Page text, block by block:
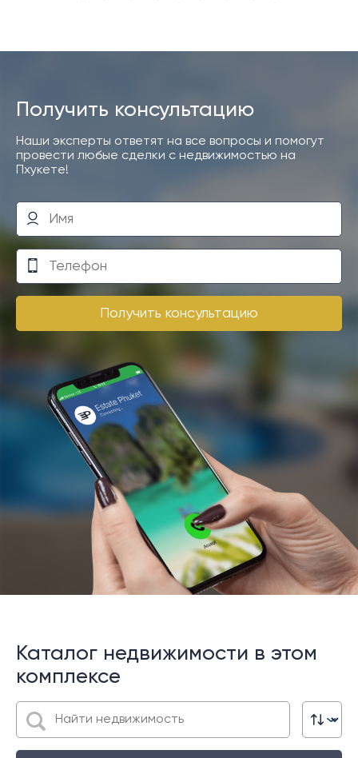
Получить консультацию
Наши эксперты ответят на все вопросы и помогут
провести любые сделки с недвижимостью на
Пхукете!
Получить консультацию
Каталог недвижимости в этом
комплексе